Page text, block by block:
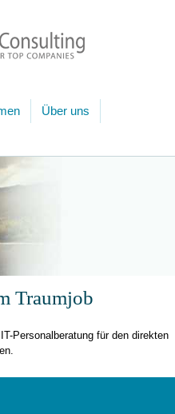
Über uns
Traumjob
Personalberatung für den direkten